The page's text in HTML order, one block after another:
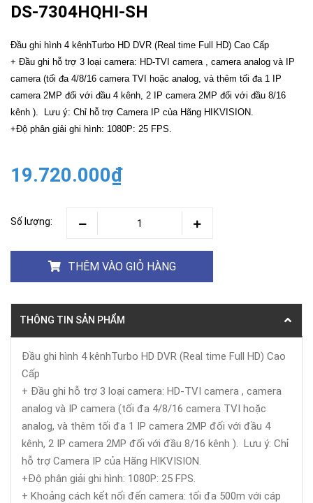
DS-7304HQHI-SH
Đầu ghi hình 4 kênhTurbo HD DVR (Real time Full HD) Cao Cấp
+ Đầu ghi hỗ trợ 3 loại camera: HD-TVI camera , camera analog và IP
camera (tối đa 4/8/16 camera TVI hoặc analog, và thêm tối đa 1 IP
camera 2MP đối với đầu 4 kênh, 2 IP camera 2MP đối với đầu 8/16
kênh ). Lưu ý: Chỉ hỗ trợ Camera IP của Hãng HIKVISION.
+Độ phân giải ghi hình: 1080P: 25 FPS.
19.720.000₫
Số lượng:
THÊM VÀO GIỎ HÀNG
THÔNG TIN SẢN PHẨM
Đầu ghi hình 4 kênhTurbo HD DVR (Real time Full HD) Cao
Cấp
+ Đầu ghi hỗ trợ 3 loại camera: HD-TVI camera , camera
analog và IP camera (tối đa 4/8/16 camera TVI hoặc
analog, và thêm tối đa 1 IP camera 2MP đối với đầu 4
kênh, 2 IP camera 2MP đối với đầu 8/16 kênh ). Lưu ý: Chỉ
hỗ trợ Camera IP của Hãng HIKVISION.
+Độ phân giải ghi hình: 1080P: 25 FPS.
+ Khoảng cách kết nối đến camera: tối đa 500m với cáp